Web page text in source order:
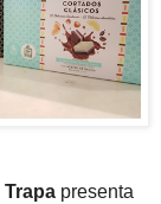
Trapa presenta